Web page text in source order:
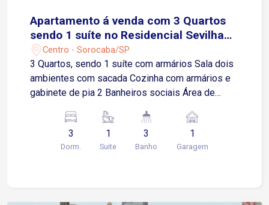
Apartamento á venda com 3 Quartos
sendo 1 suíte no Residencial Sevilha
Plaza
Centro - Sorocaba/SP
3 Quartos, sendo 1 suíte com armários Sala dois
ambientes com sacada Cozinha com armários e
gabinete de pia 2 Banheiros sociais Área de
Condomínio Oferece: Academia Área gourmet
Playground Salão de festa
3
Dorm.
1
Suite
3
Banho
1
Garagem